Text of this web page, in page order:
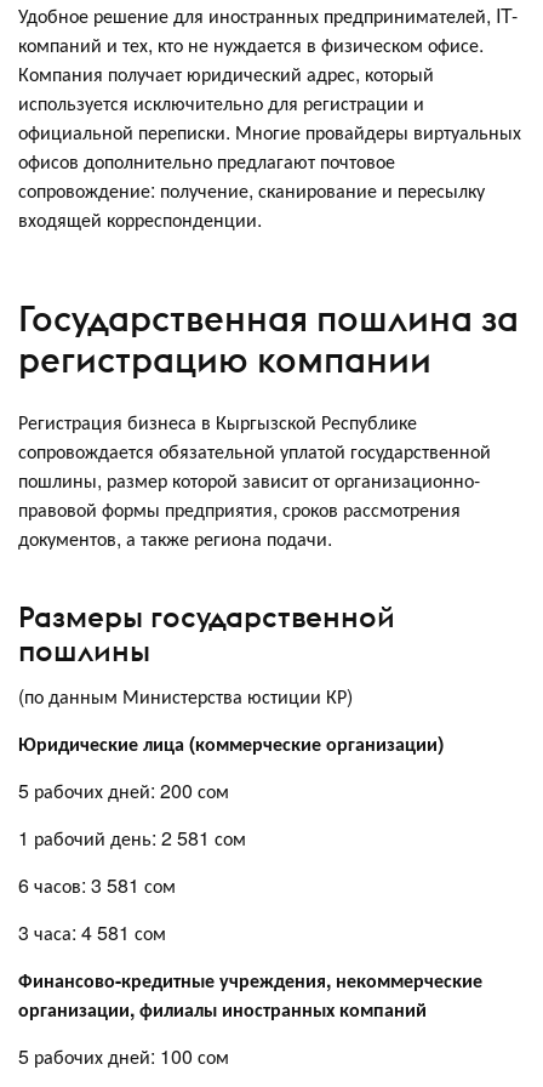
Удобное решение для иностранных предпринимателей, IT-
компаний и тех, кто не нуждается в физическом офисе.
Компания получает юридический адрес, который
используется исключительно для регистрации и
официальной переписки. Многие провайдеры виртуальных
офисов дополнительно предлагают почтовое
сопровождение: получение, сканирование и пересылку
входящей корреспонденции.
Государственная пошлина за
регистрацию компании
Регистрация бизнеса в Кыргызской Республике
сопровождается обязательной уплатой государственной
пошлины, размер которой зависит от организационно-
правовой формы предприятия, сроков рассмотрения
документов, а также региона подачи.
Размеры государственной
пошлины
(по данным Министерства юстиции КР)
Юридические лица (коммерческие организации)
5 рабочих дней: 200 сом
1 рабочий день: 2 581 сом
6 часов: 3 581 сом
3 часа: 4 581 сом
Финансово-кредитные учреждения, некоммерческие
организации, филиалы иностранных компаний
5 рабочих дней: 100 сом